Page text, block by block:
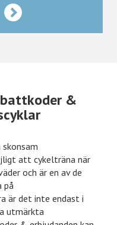
&
att cykelträna när
och är en av de
på
är det inte endast i
utmärkta